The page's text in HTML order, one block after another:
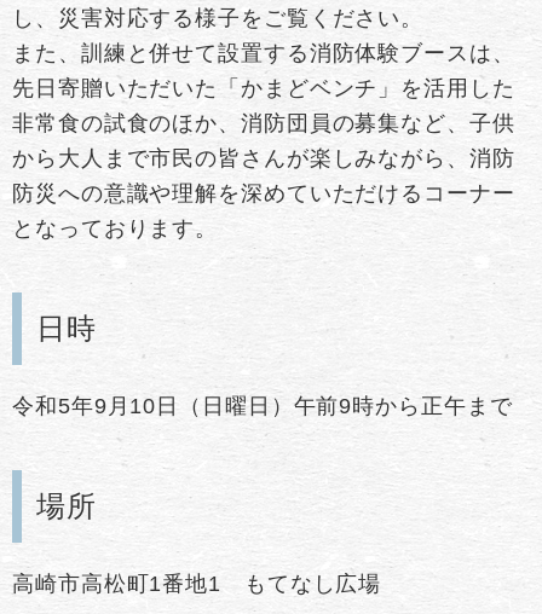
し、災害対応する様子をご覧ください。
また、訓練と併せて設置する消防体験ブースは、
先日寄贈いただいた「かまどベンチ」を活用した
非常食の試食のほか、消防団員の募集など、子供
から大人まで市民の皆さんが楽しみながら、消防
防災への意識や理解を深めていただけるコーナー
となっております。
日時
令和5年9月10日（日曜日）午前9時から正午まで
場所
高崎市高松町1番地1 もてなし広場